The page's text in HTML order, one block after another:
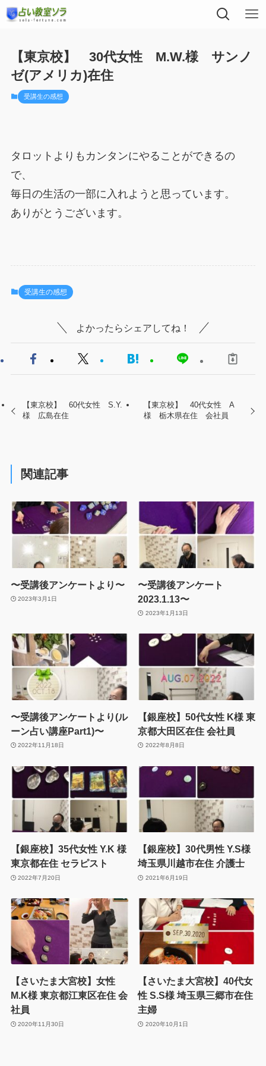
【東京校】 30代女性 M.W.様 サンノ
ゼ(アメリカ)在住
受講生の感想
タロットよりもカンタンにやることができるの
で、
毎日の生活の一部に入れようと思っています。
ありがとうございます。
受講生の感想
よかったらシェアしてね！
【東京校】 60代女性 S.Y.
様 広島在住
【東京校】 40代女性 A
様 栃木県在住 会社員
関連記事
〜受講後アンケートより〜
2023年3月1日
〜受講後アンケート
2023.1.13〜
2023年1月13日
〜受講後アンケートより(ル
ーン占い講座Part1)〜
2022年11月18日
【銀座校】50代女性 K様 東
京都大田区在住 会社員
2022年8月8日
【銀座校】35代女性 Y.K 様
東京都在住 セラピスト
2022年7月20日
【銀座校】30代男性 Y.S様
埼玉県川越市在住 介護士
2021年6月19日
【さいたま大宮校】女性
M.K様 東京都江東区在住 会
社員
2020年11月30日
【さいたま大宮校】40代女
性 S.S様 埼玉県三郷市在住
主婦
2020年10月1日